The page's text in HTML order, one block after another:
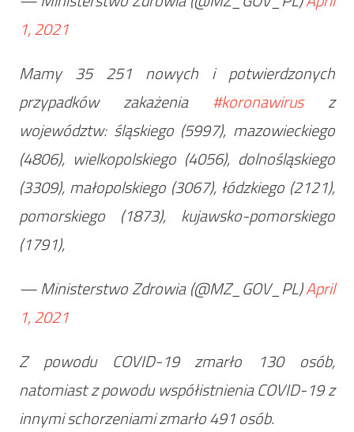
1, 2021
Mamy 35 251 nowych i potwierdzonych
przypadków zakażenia #koronawirusz
województw: śląskiego (5997), mazowieckiego
(4806), wielkopolskiego (4056), dolnośląskiego
(3309), małopolskiego (3067), łódzkiego (2121),
pomorskiego (1873), kujawsko-pomorskiego
(1791),
— Ministerstwo Zdrowia (@MZ_GOV_PL)April
1, 2021
Z powodu COVID-19 zmarło 130 osób,
natomiast z powodu współistnienia COVID-19 z
innymi schorzeniami zmarło 491 osób.